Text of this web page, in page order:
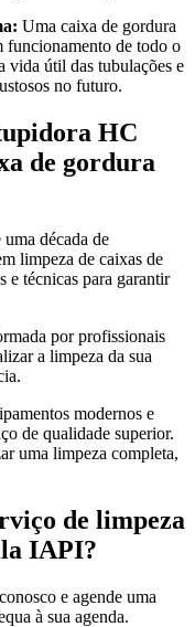
Uma caixa de gordura
funcionamento de todo o
vida útil das tubulações e
no futuro.
HC
de gordura
década de
limpeza de caixas de
e técnicas para garantir
por profissionais
a limpeza da sua
modernos e
de qualidade superior.
uma limpeza completa,
de limpeza
IAPI?
e agende uma
à sua agenda.